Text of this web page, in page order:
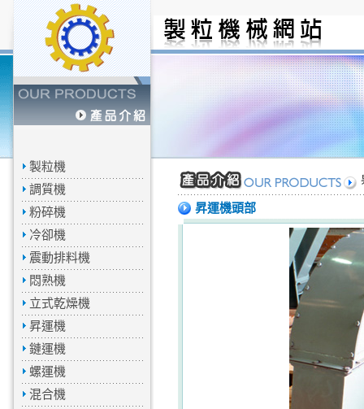
製粒機
調質機
粉碎機
冷卻機
震動排料機
悶熟機
立式乾燥機
昇運機
鏈運機
螺運機
混合機
昇運機頭部